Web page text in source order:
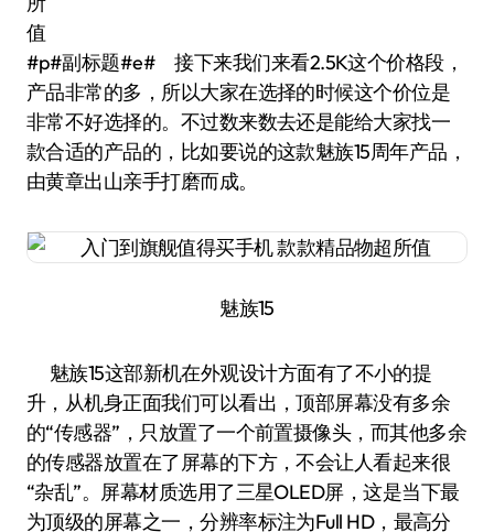
#p#副标题#e# 接下来我们来看2.5K这个价格段，
产品非常的多，所以大家在选择的时候这个价位是
非常不好选择的。不过数来数去还是能给大家找一
款合适的产品的，比如要说的这款魅族15周年产品，
由黄章出山亲手打磨而成。
魅族15
魅族15这部新机在外观设计方面有了不小的提
升，从机身正面我们可以看出，顶部屏幕没有多余
的“传感器”，只放置了一个前置摄像头，而其他多余
的传感器放置在了屏幕的下方，不会让人看起来很
“杂乱”。屏幕材质选用了三星OLED屏，这是当下最
为顶级的屏幕之一，分辨率标注为Full HD，最高分